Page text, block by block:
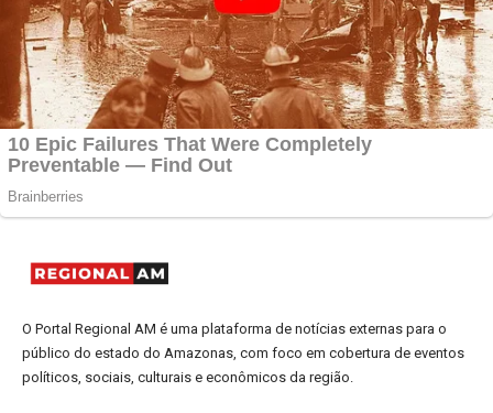
O Portal Regional AM é uma plataforma de notícias externas para o
público do estado do Amazonas, com foco em cobertura de eventos
políticos, sociais, culturais e econômicos da região.